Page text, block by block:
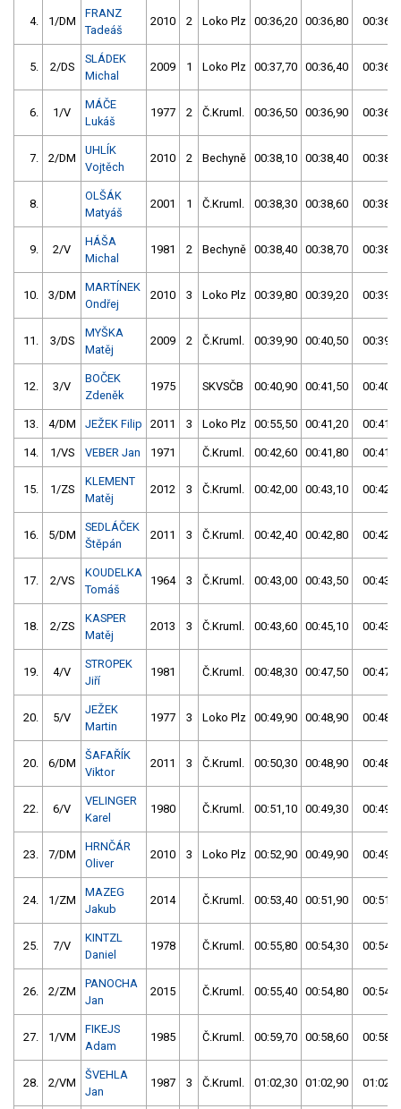
4. 1/DM
FRANZ
Tadeáš
2010 2 Loko Plz 00:36,20 00:36,80
5. 2/DS
SLÁDEK
Michal
2009 1 Loko Plz 00:37,70 00:36,40
6. 1/V
MÁČE
Lukáš
1977 2 Č.Kruml. 00:36,50 00:36,90
7. 2/DM
UHLÍK
Vojtěch
2010 2 Bechyně 00:38,10 00:38,40
8.
OLŠÁK
Matyáš
2001 1 Č.Kruml. 00:38,30 00:38,60
9. 2/V
HÁŠA
Michal
1981 2 Bechyně 00:38,40 00:38,70
10. 3/DM
MARTÍNEK
Ondřej
2010 3 Loko Plz 00:39,80 00:39,20
11. 3/DS
MYŠKA
Matěj
2009 2 Č.Kruml. 00:39,90 00:40,50
12. 3/V
BOČEK
Zdeněk
1975 SKVSČB 00:40,90 00:41,50
13. 4/DM JEŽEK Filip 2011 3 Loko Plz 00:55,50 00:41,20
14. 1/VS VEBER Jan 1971 Č.Kruml. 00:42,60 00:41,80
15. 1/ZS
KLEMENT
Matěj
2012 3 Č.Kruml. 00:42,00 00:43,10
16. 5/DM
SEDLÁČEK
Štěpán
2011 3 Č.Kruml. 00:42,40 00:42,80
17. 2/VS
KOUDELKA
Tomáš
1964 3 Č.Kruml. 00:43,00 00:43,50
18. 2/ZS
KASPER
Matěj
2013 3 Č.Kruml. 00:43,60 00:45,10
19. 4/V
STROPEK
Jiří
1981 Č.Kruml. 00:48,30 00:47,50
20. 5/V
JEŽEK
Martin
1977 3 Loko Plz 00:49,90 00:48,90
20. 6/DM
ŠAFAŘÍK
Viktor
2011 3 Č.Kruml. 00:50,30 00:48,90
22. 6/V
VELINGER
Karel
1980 Č.Kruml. 00:51,10 00:49,30
23. 7/DM
HRNČÁR
Oliver
2010 3 Loko Plz 00:52,90 00:49,90
24. 1/ZM
MAZEG
Jakub
2014 Č.Kruml. 00:53,40 00:51,90
25. 7/V
KINTZL
Daniel
1978 Č.Kruml. 00:55,80 00:54,30
26. 2/ZM
PANOCHA
Jan
2015 Č.Kruml. 00:55,40 00:54,80
27. 1/VM
FIKEJS
Adam
1985 Č.Kruml. 00:59,70 00:58,60
28. 2/VM
ŠVEHLA
Jan
1987 3 Č.Kruml. 01:02,30 01:02,90